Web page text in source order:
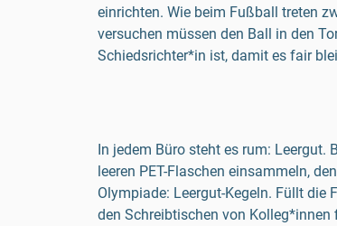
einrichten. Wie beim Fußball treten
versuchen müssen den Ball in den
Schiedsrichter*in ist, damit es fair
In jedem Büro steht es rum: Leergut.
leeren PET-Flaschen einsammeln,
Olympiade: Leergut-Kegeln. Füllt die
den Schreibtischen von